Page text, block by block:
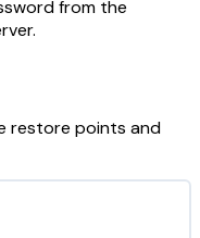
from the
restore points and